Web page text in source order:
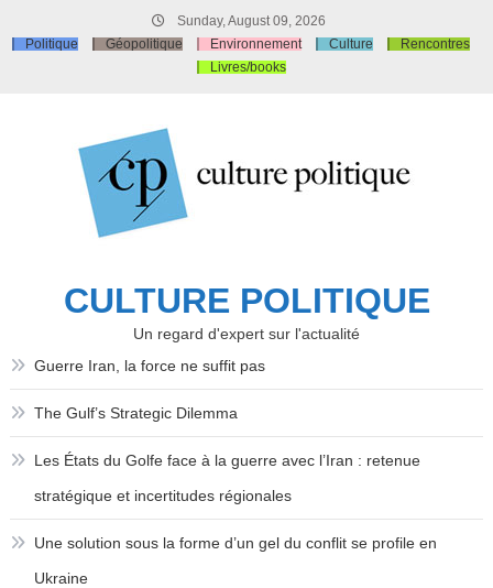
Sunday, August 09, 2026
Politique
Géopolitique Environnement Culture
Rencontres
Livres/books
CULTURE POLITIQUE
Un regard d'expert sur l'actualité
Guerre Iran, la force ne suffit pas
The Gulf’s Strategic Dilemma
Les États du Golfe face à la guerre avec l’Iran : retenue
stratégique et incertitudes régionales
Une solution sous la forme d’un gel du conflit se profile en
Ukraine